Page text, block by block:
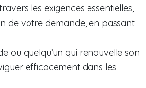
les exigences essentielles,
de votre demande, en passant
ou quelqu’un qui renouvelle son
efficacement dans les